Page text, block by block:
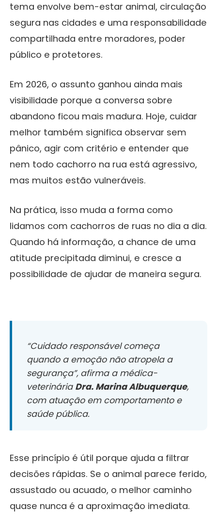
tema envolve bem-estar animal, circulação
segura nas cidades e uma responsabilidade
compartilhada entre moradores, poder
público e protetores.
Em 2026, o assunto ganhou ainda mais
visibilidade porque a conversa sobre
abandono ficou mais madura. Hoje, cuidar
melhor também significa observar sem
pânico, agir com critério e entender que
nem todo cachorro na rua está agressivo,
mas muitos estão vulneráveis.
Na prática, isso muda a forma como
lidamos com cachorros de ruas no dia a dia.
Quando há informação, a chance de uma
atitude precipitada diminui, e cresce a
possibilidade de ajudar de maneira segura.
“Cuidado responsável começa
quando a emoção não atropela a
segurança”, afirma a médica-
veterinária Dra. Marina Albuquerque,
com atuação em comportamento e
saúde pública.
Esse princípio é útil porque ajuda a filtrar
decisões rápidas. Se o animal parece ferido,
assustado ou acuado, o melhor caminho
quase nunca é a aproximação imediata.